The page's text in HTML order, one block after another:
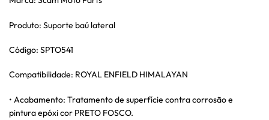
Produto: Suporte baú lateral
Código: SPTO541
Compatibilidade: ROYAL ENFIELD HIMALAYAN
• Acabamento: Tratamento de superfície contra corrosão e
pintura epóxi cor PRETO FOSCO.